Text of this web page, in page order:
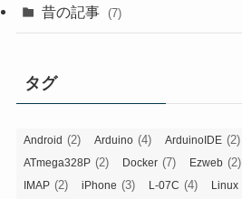
昔の記事 (7)
タグ
Android (2) Arduino (4) ArduinoIDE (2)
ATmega328P (2) Docker (7) Ezweb (2)
IMAP (2) iPhone (3) L-07C (4) Linux